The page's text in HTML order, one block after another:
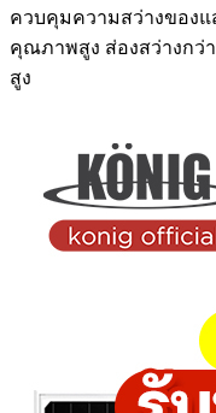
ควบคุมความสว่างของแ
คุณภาพสูง ส่องสว่างกว่
สูง